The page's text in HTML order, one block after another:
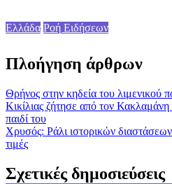
Ελλάδα Ροή Ειδήσεων
Πλοήγηση άρθρων
Θρήνος στην κηδεία του λιμενικού
Κικίλιας ζήτησε από τον
παιδί του
Χρυσός: Ράλι ιστορικών
τιμές
Σχετικές δημοσιεύσεις